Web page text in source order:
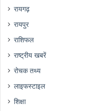
रायगढ़
रायपुर
राशिफल
राष्ट्रीय खबरें
रोचक तथ्य
लाइफस्टाइल
शिक्षा